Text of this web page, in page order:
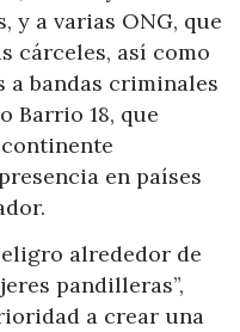
y a varias ONG, que
cárceles, así como
a bandas criminales
Barrio 18, que
en países
alrededor de
pandilleras”,
a crear una